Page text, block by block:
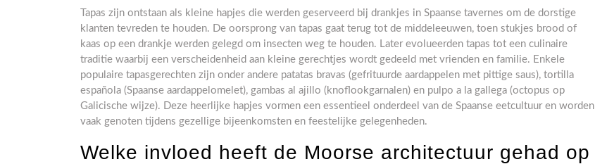
Tapas zijn ontstaan als kleine hapjes die werden geserveerd bij drankjes in Spaanse tavernes om de dorstige
klanten tevreden te houden. De oorsprong van tapas gaat terug tot de middeleeuwen, toen stukjes brood of
kaas op een drankje werden gelegd om insecten weg te houden. Later evolueerden tapas tot een culinaire
traditie waarbij een verscheidenheid aan kleine gerechtjes wordt gedeeld met vrienden en familie. Enkele
populaire tapasgerechten zijn onder andere patatas bravas (gefrituurde aardappelen met pittige saus), tortilla
española (Spaanse aardappelomelet), gambas al ajillo (knoflookgarnalen) en pulpo a la gallega (octopus op
Galicische wijze). Deze heerlijke hapjes vormen een essentieel onderdeel van de Spaanse eetcultuur en worden
vaak genoten tijdens gezellige bijeenkomsten en feestelijke gelegenheden.
Welke invloed heeft de Moorse architectuur gehad op